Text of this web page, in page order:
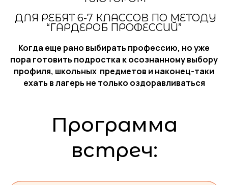
Когда еще рано выбирать профессию, но уже
пора готовить подростка к осознанному выбору
профиля, школьных предметов и наконец-таки
ехать в лагерь не только оздоравливаться
Программа
встреч:
Тридцатиминутная консультация с
Разбираем образовательную историю
школьника, опыт кружков, семейные